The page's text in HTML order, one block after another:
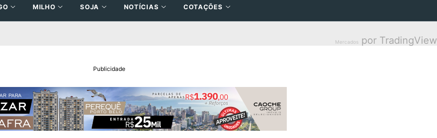
MILHO SOJA NOTÍCIAS COTAÇÕES
Mercados por TradingView
Publicidade